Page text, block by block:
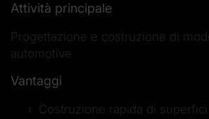
Attività principale
Progettazione e costruzione di
automotive
Vantaggi
Costruzione rapida di superfici